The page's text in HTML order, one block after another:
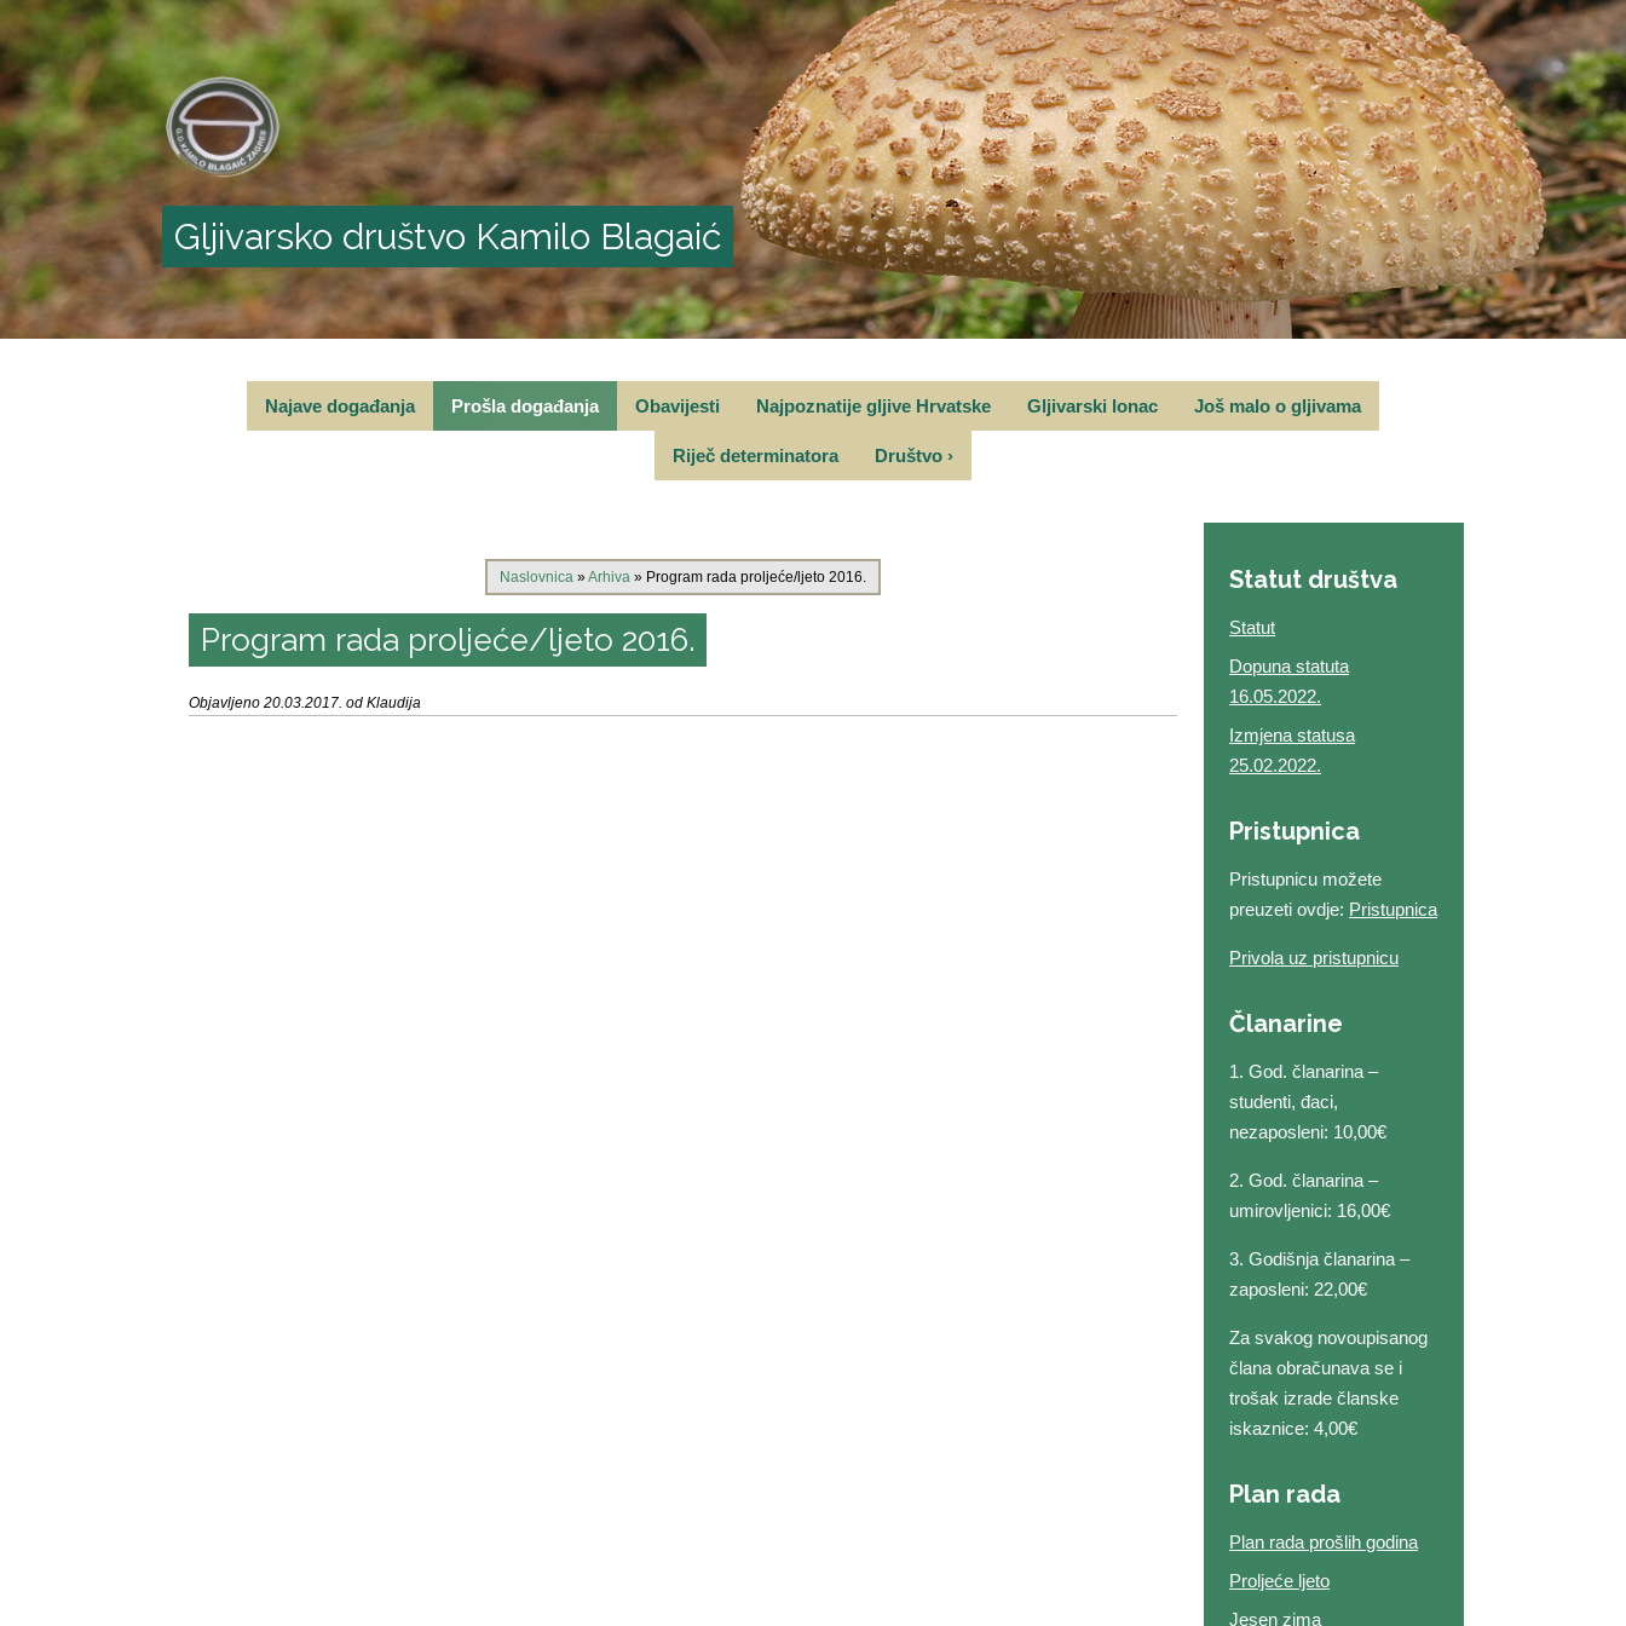
Gljivarsko društvo Kamilo Blagaić
Najave događanja Prošla događanja Obavijesti Najpoznatije gljive Hrvatske Gljivarski lonac Još malo o gljivama
Riječ determinatora Društvo ›
Naslovnica»Arhiva» Program rada proljeće/ljeto 2016.
Program rada proljeće/ljeto 2016.
Objavljeno 20.03.2017. od Klaudija
Statut društva
Statut
Dopuna statuta
16.05.2022.
Izmjena statusa
25.02.2022.
Pristupnica
Pristupnicu možete
preuzeti ovdje: Pristupnica
Privola uz pristupnicu
Članarine
1. God. članarina –
studenti, đaci,
nezaposleni: 10,00€
2. God. članarina –
umirovljenici: 16,00€
3. Godišnja članarina –
zaposleni: 22,00€
Za svakog novoupisanog
člana obračunava se i
trošak izrade članske
iskaznice: 4,00€
Plan rada
Plan rada prošlih godina
Proljeće ljeto
Jesen zima